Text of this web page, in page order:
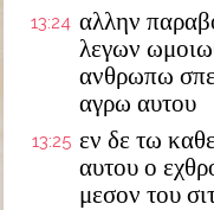
13:24 αλλην
λεγων
ανθρωπω
αγρω αυτου
13:25 εν δε τω
αυτου ο
μεσον του